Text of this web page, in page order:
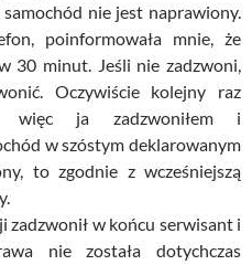
nie jest naprawiony.
poinformowała mnie, że
30 minut. Jeśli nie zadzwoni,
Oczywiście kolejny raz
więc ja zadzwoniłem i
w szóstym deklarowanym
to zgodnie z wcześniejszą
zadzwonił w końcu serwisant i
nie została dotychczas